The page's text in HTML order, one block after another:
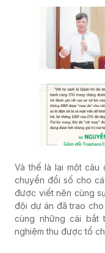
Và thế là lại một câu
chuyển đổi số cho
được viết nên cùng
đội dự án đã trao
cùng những cái bắt
nghiệm thu được tổ